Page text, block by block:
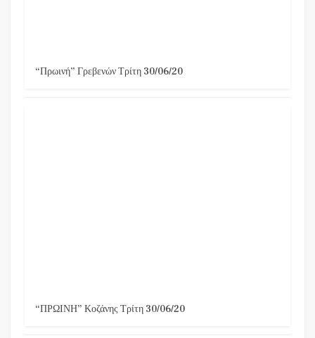
“Πρωινή” Γρεβενών Τρίτη 30/06/20
“ΠΡΩΙΝΗ” Κοζάνης Τρίτη 30/06/20